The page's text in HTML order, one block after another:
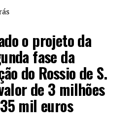
o projeto da
fase da
do Rossio de S.
de 3 milhões
mil euros